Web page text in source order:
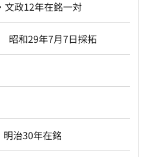
政12年在銘一対
和29年7月7日採拓
治30年在銘